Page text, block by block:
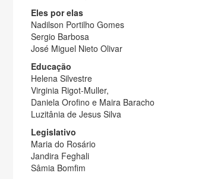
Eles por elas
Nadilson Portilho Gomes
Sergio Barbosa
José Miguel Nieto Olivar
Educação
Helena Silvestre
Virginia Rigot-Muller,
Daniela Orofino e Maira Baracho
Luzitânia de Jesus Silva
Legislativo
Maria do Rosário
Jandira Feghali
Sâmia Bomfim